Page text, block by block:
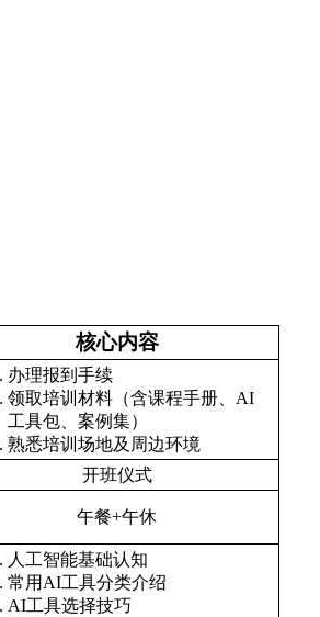
核心内容
办理报到手续
领取培训材料（含课程手册、AI
工具包、案例集）
熟悉培训场地及周边环境
开班仪式
午餐+午休
人工智能基础认知
常用AI工具分类介绍
AI工具选择技巧